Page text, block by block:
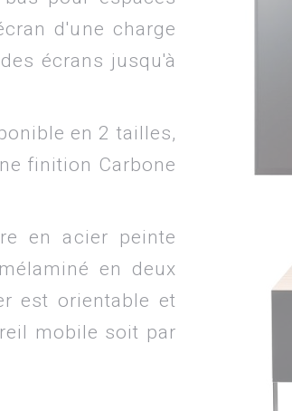
d'une charge
écrans jusqu'à
en 2 tailles,
finition Carbone
en acier peinte
en deux
est orientable et
mobile soit par